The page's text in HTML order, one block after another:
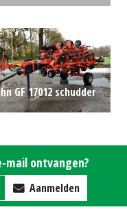
GF 17012 schudder
mail ontvangen?
Aanmelden